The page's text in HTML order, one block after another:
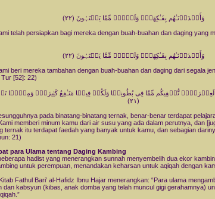
وَأَمۡدَدۡنَـٰهُم بِفَـٰكِهَةٍ۬ وَلَحۡمٍ۬ مِّمَّا يَشۡتَہُونَ (٢٢)
telah persiapkan bagi mereka dengan buah-buahan dan daging yang
وَأَمۡدَدۡنَـٰهُم بِفَـٰكِهَةٍ۬ وَلَحۡمٍ۬ مِّمَّا يَشۡتَہُونَ (٢٢)
beri mereka tambahan dengan buah-buahan dan daging dari segala
[52]: 22)
نُّسۡقِيكُم مِّمَّا فِى بُطُونِہَا وَلَكُمۡ فِيہَا مَنَـٰفِعُ كَثِيرَةٌ۬ وَمِنۡہَا
(٢١)
pada binatang-binatang ternak, benar-benar terdapat
memberi minum kamu dari air susu yang ada dalam perutnya, dan
ternak itu terdapat faedah yang banyak untuk kamu, dan sebagian
21)
para Ulama tentang Daging Kambing
hadist yang menerangkan sunnah menyembelih dua ekor
untuk perempuan, menandakan keharsan untuk aqiqah dengan
Fathul Bari’ al-Hafidz Ibnu Hajar menerangkan: “Para ulama
dan kabsyun (kibas, anak domba yang telah muncul gigi gerahamnya)